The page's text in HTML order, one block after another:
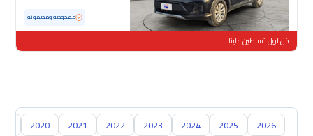
مستعملة 98,162 كم مفحوصة ومضمونة
خل اول قسطين علينا
2026
2025
2024
2023
2022
2021
2020